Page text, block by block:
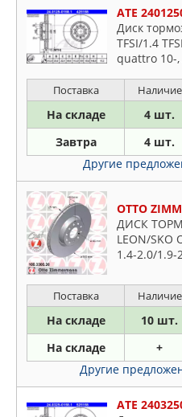
ATE
Диск
TFSI/1.4
quattro 10-,
TFSI/1.6
Поставка Наличие
На складе 4 шт.
Завтра 4 шт.
Другие
OTTO
ДИСК ТОРМ
LEON/SKO
1.4-2.0/1.9-
Поставка Наличие
На складе 10 шт.
На складе +
Другие
ATE